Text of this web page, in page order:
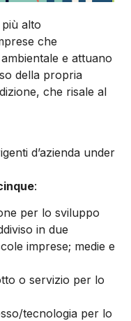
alto
che
e attuano
della propria
che risale al
d’azienda under
:
per lo sviluppo
in due
imprese; medie e
o servizio per lo
tecnologia per lo